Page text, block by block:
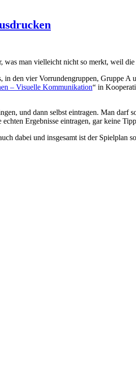
was man vielleicht nicht so merkt, weil
in den vier Vorrundengruppen, Gruppe
– Visuelle Kommunikation“ in
und dann selbst eintragen. Man
Ergebnisse eintragen, gar keine
dabei und insgesamt ist der